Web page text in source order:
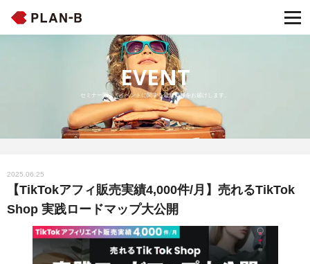
EVENT
セミナー開催・イベントに関する最新情報をお届けします。
2025.06.25
【TikTokアフィ販売実績4,000件/月】売れるTikTok
Shop 実践ロードマップ大公開